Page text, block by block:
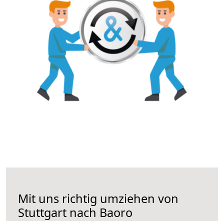
Mit uns richtig umziehen von
Stuttgart nach Baoro